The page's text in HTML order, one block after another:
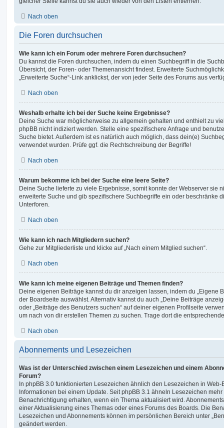
Nach oben
Die Foren durchsuchen
Wie kann ich ein Forum oder mehrere Foren durchsuchen?
Du kannst die Foren durchsuchen, indem du einen Suchbegriff in die
Übersicht, der Foren- oder Themenansicht findest. Erweiterte
„Erweiterte Suche“-Link anklickst, der von jeder Seite des Forums aus
Nach oben
Weshalb erhalte ich bei der Suche keine Ergebnisse?
Deine Suche war möglicherweise zu allgemein gehalten und enthielt zu
phpBB nicht indiziert werden. Stelle eine spezifischere Anfrage und
Suche bietet. Außerdem ist es natürlich auch möglich, dass dein(e)
verwendet wurden. Prüfe ggf. die Rechtschreibung der Begriffe!
Nach oben
Warum bekomme ich bei der Suche eine leere Seite?
Deine Suche lieferte zu viele Ergebnisse, somit konnte der Webserver sie
erweiterte Suche und gib spezifischere Suchbegriffe ein oder beschränke
Unterforen.
Nach oben
Wie kann ich nach Mitgliedern suchen?
Gehe zur Mitgliederliste und klicke auf „Nach einem Mitglied suchen“.
Nach oben
Wie kann ich meine eigenen Beiträge und Themen finden?
Deine eigenen Beiträge kannst du dir anzeigen lassen, indem du „Eigene
der Boardseite auswählst. Alternativ kannst du auch „Deine Beiträge
oder „Beiträge des Benutzers suchen“ auf deiner eigenen Profilseite
um nach von dir erstellen Themen zu suchen. Trage dort die
Nach oben
Abonnements und Lesezeichen
Was ist der Unterschied zwischen einem Lesezeichen und einem
Forum?
In phpBB 3.0 funktionierten Lesezeichen ähnlich den Lesezeichen in
Informationen bei einem Update. Seit phpBB 3.1 ähneln Lesezeichen
Benachrichtigung erhalten, wenn ein Thema aktualisiert wird.
einer Aktualisierung eines Themas oder eines Forums des Boards. Die
Lesezeichen und Abonnements können im persönlichen Bereich unter
geändert werden.